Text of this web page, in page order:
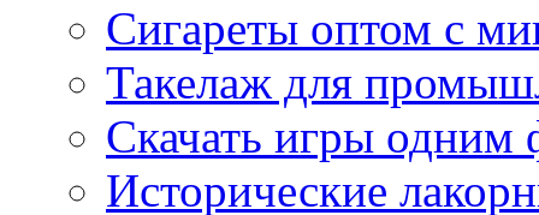
Сигареты оптом с
Такелаж для
Скачать игры одним
Исторические